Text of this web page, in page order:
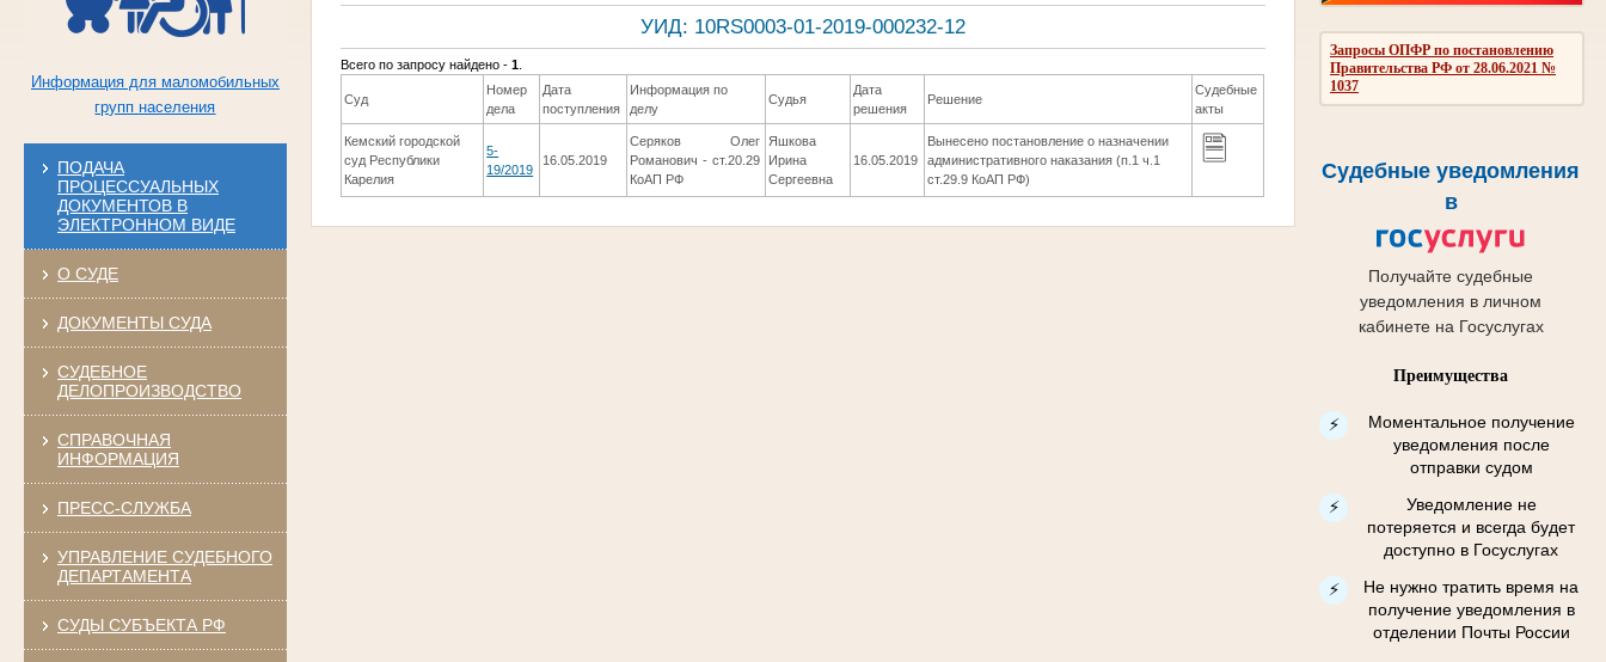
Информация для маломобильных
групп населения
ПОДАЧА
ПРОЦЕССУАЛЬНЫХ
ДОКУМЕНТОВ В
ЭЛЕКТРОННОМ ВИДЕ
О СУДЕ
ДОКУМЕНТЫ СУДА
СУДЕБНОЕ
ДЕЛОПРОИЗВОДСТВО
СПРАВОЧНАЯ
ИНФОРМАЦИЯ
ПРЕСС-СЛУЖБА
УПРАВЛЕНИЕ СУДЕБНОГО
ДЕПАРТАМЕНТА
СУДЫ СУБЪЕКТА РФ
Запросы ОПФР по постановлению
Правительства РФ от 28.06.2021 №
1037
Судебные уведомления
в
Получайте судебные
уведомления в личном
кабинете на Госуслугах
Преимущества
⚡
Моментальное получение
уведомления после
отправки судом
⚡
Уведомление не
потеряется и всегда будет
доступно в Госуслугах
⚡
Не нужно тратить время на
получение уведомления в
отделении Почты России
УИД: 10RS0003-01-2019-000232-12
Всего по запросу найдено -1
Суд
Номер
дела
Дата
поступления
Информация по
делу
Судья
Дата
решения
Решение
Судебные
акты
Кемский городской
суд Республики
Карелия
5-
19/2019
16.05.2019
Серяков Олег
Романович - ст.20.29
КоАП РФ
Яшкова
Ирина
Сергеевна
16.05.2019
Вынесено постановление о назначении
административного наказания (п.1 ч.1
ст.29.9 КоАП РФ)